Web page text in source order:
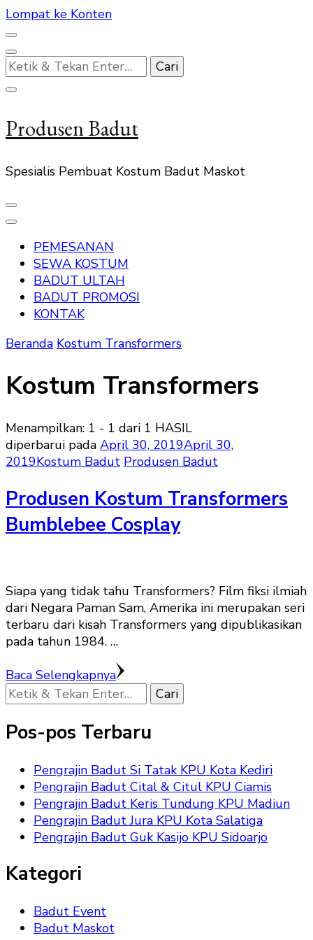
Lompat ke Konten
Mencari
Sesuatu?
Produsen Badut
Spesialis Pembuat Kostum Badut Maskot
PEMESANAN
SEWA KOSTUM
BADUT ULTAH
BADUT PROMOSI
KONTAK
Beranda Kostum Transformers
Kostum Transformers
Menampilkan: 1 - 1 dari 1 HASIL
diperbarui pada April 30, 2019April 30,
2019Kostum Badut Produsen Badut
Produsen Kostum Transformers
Bumblebee Cosplay
Siapa yang tidak tahu Transformers? Film fiksi ilmiah
dari Negara Paman Sam, Amerika ini merupakan seri
terbaru dari kisah Transformers yang dipublikasikan
pada tahun 1984. …
Baca Selengkapnya
Mencari
Sesuatu?
Pos-pos Terbaru
Pengrajin Badut Si Tatak KPU Kota Kediri
Pengrajin Badut Cital & Citul KPU Ciamis
Pengrajin Badut Keris Tundung KPU Madiun
Pengrajin Badut Jura KPU Kota Salatiga
Pengrajin Badut Guk Kasijo KPU Sidoarjo
Kategori
Badut Event
Badut Maskot